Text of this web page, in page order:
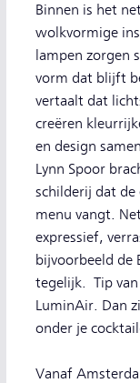
Binnen is het
wolkvormige
lampen zorgen
vorm dat blijft
vertaalt dat
creëren
en design
Lynn Spoor
schilderij dat de
menu vangt.
expressief,
bijvoorbeeld de
tegelijk. Tip
LuminAir. Dan
onder je
Vanaf